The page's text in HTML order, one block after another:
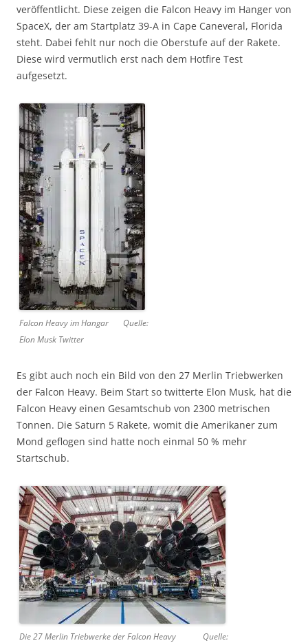
veröffentlicht. Diese zeigen die Falcon Heavy im Hanger von
SpaceX, der am Startplatz 39-A in Cape Caneveral, Florida
steht. Dabei fehlt nur noch die Oberstufe auf der Rakete.
Diese wird vermutlich erst nach dem Hotfire Test
aufgesetzt.
Falcon Heavy im Hangar Quelle:
Elon Musk Twitter
Es gibt auch noch ein Bild von den 27 Merlin Triebwerken
der Falcon Heavy. Beim Start so twitterte Elon Musk, hat die
Falcon Heavy einen Gesamtschub von 2300 metrischen
Tonnen. Die Saturn 5 Rakete, womit die Amerikaner zum
Mond geflogen sind hatte noch einmal 50 % mehr
Startschub.
Die 27 Merlin Triebwerke der Falcon Heavy Quelle: